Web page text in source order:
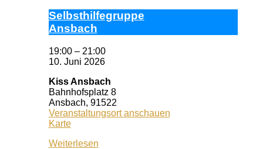
Selbst­hil­fe­grup­pe
Ans­bach
19:00 – 21:00
10. Juni 2026
Kiss Ansbach
Bahnhofsplatz 8
Ansbach, 91522
Veranstaltungsort anschauen
KarteKiss
Weiterlesen